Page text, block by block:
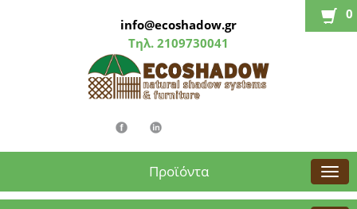
info@ecoshadow.gr
Τηλ. 2109730041
0
Προϊόντα